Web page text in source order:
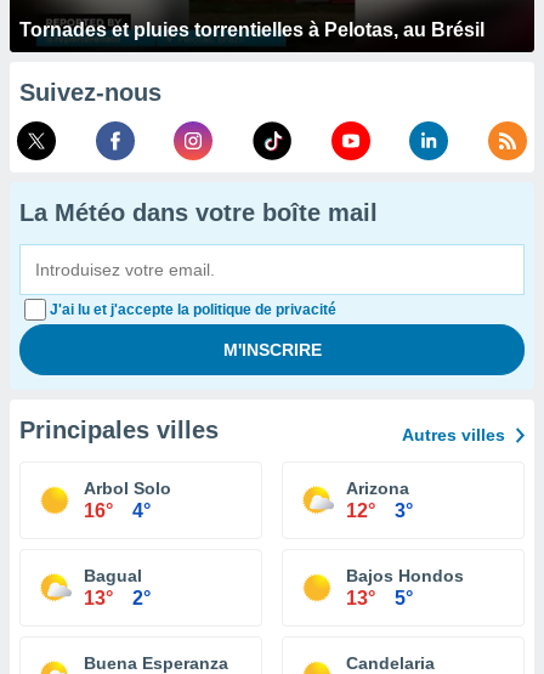
Tornades et pluies torrentielles à Pelotas, au Brésil
Suivez-nous
La Météo dans votre boîte mail
J'ai lu et j'accepte la politique de privacité
Principales villes Autres villes
Arbol Solo
16° 4°
Arizona
12° 3°
Bagual
13° 2°
Bajos Hondos
13° 5°
Buena Esperanza Candelaria